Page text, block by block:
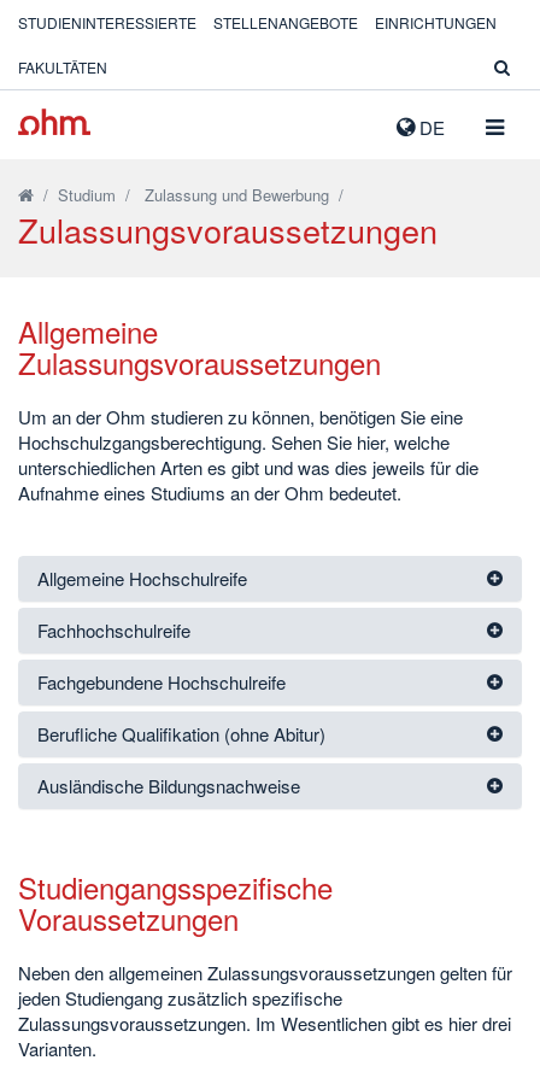
DE
STUDIENINTERESSIERTE STELLENANGEBOTE EINRICHTUNGEN
FAKULTÄTEN
/ Studium / Zulassung und Bewerbung /
Zulassungsvoraussetzungen
Allgemeine
Zulassungsvoraussetzungen
Um an der Ohm studieren zu können, benötigen Sie eine
Hochschulzgangsberechtigung. Sehen Sie hier, welche
unterschiedlichen Arten es gibt und was dies jeweils für die
Aufnahme eines Studiums an der Ohm bedeutet.
Allgemeine Hochschulreife
Fachhochschulreife
Fachgebundene Hochschulreife
Berufliche Qualifikation (ohne Abitur)
Ausländische Bildungsnachweise
Studiengangsspezifische
Voraussetzungen
Neben den allgemeinen Zulassungsvoraussetzungen gelten für
jeden Studiengang zusätzlich spezifische
Zulassungsvoraussetzungen. Im Wesentlichen gibt es hier drei
Varianten.